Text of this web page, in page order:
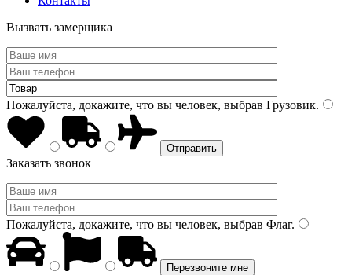
Вызвать замерщика
Пожалуйста, докажите, что вы человек, выбрав Грузовик.
Заказать звонок
Пожалуйста, докажите, что вы человек, выбрав Флаг.